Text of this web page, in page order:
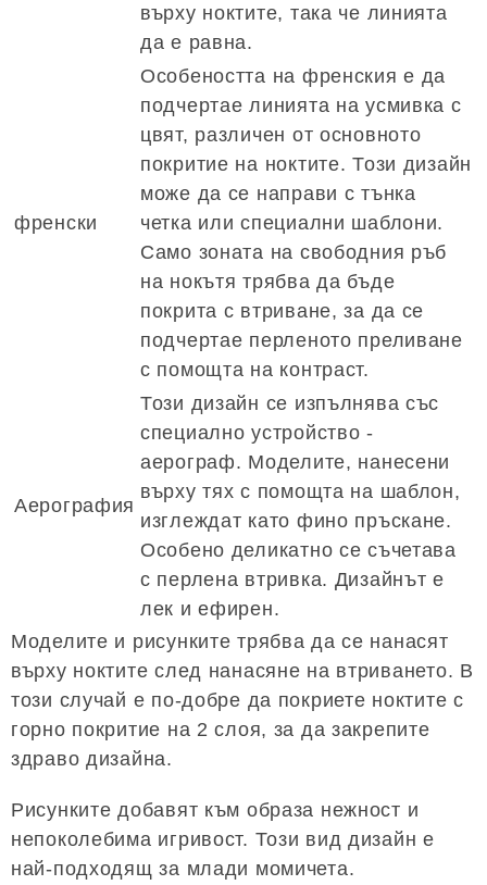
върху ноктите, така че линията
да е равна.
френски
Особеността на френския е да
подчертае линията на усмивка с
цвят, различен от основното
покритие на ноктите. Този дизайн
може да се направи с тънка
четка или специални шаблони.
Само зоната на свободния ръб
на нокътя трябва да бъде
покрита с втриване, за да се
подчертае перленото преливане
с помощта на контраст.
Аерография
Този дизайн се изпълнява със
специално устройство -
аерограф. Моделите, нанесени
върху тях с помощта на шаблон,
изглеждат като фино пръскане.
Особено деликатно се съчетава
с перлена втривка. Дизайнът е
лек и ефирен.
Моделите и рисунките трябва да се нанасят
върху ноктите след нанасяне на втриването. В
този случай е по-добре да покриете ноктите с
горно покритие на 2 слоя, за да закрепите
здраво дизайна.
Рисунките добавят към образа нежност и
непоколебима игривост. Този вид дизайн е
най-подходящ за млади момичета.